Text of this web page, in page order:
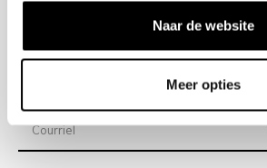
Naar de website
Meer opties
Expéditions